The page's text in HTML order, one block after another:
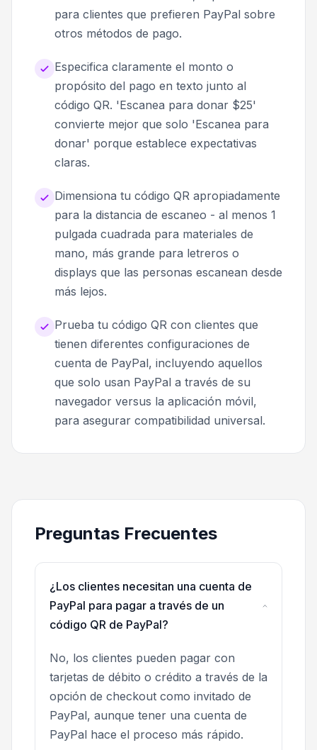
para clientes que prefieren PayPal sobre
otros métodos de pago.
Especifica claramente el monto o
propósito del pago en texto junto al
código QR. 'Escanea para donar $25'
convierte mejor que solo 'Escanea para
donar' porque establece expectativas
claras.
Dimensiona tu código QR apropiadamente
para la distancia de escaneo - al menos 1
pulgada cuadrada para materiales de
mano, más grande para letreros o
displays que las personas escanean desde
más lejos.
Prueba tu código QR con clientes que
tienen diferentes configuraciones de
cuenta de PayPal, incluyendo aquellos
que solo usan PayPal a través de su
navegador versus la aplicación móvil,
para asegurar compatibilidad universal.
Preguntas Frecuentes
¿Los clientes necesitan una cuenta de
PayPal para pagar a través de un
código QR de PayPal?
No, los clientes pueden pagar con
tarjetas de débito o crédito a través de la
opción de checkout como invitado de
PayPal, aunque tener una cuenta de
PayPal hace el proceso más rápido.